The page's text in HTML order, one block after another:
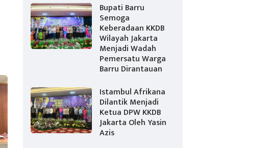
Bupati Barru
Semoga
Keberadaan KKDB
Wilayah Jakarta
Menjadi Wadah
Pemersatu Warga
Barru Dirantauan
Istambul Afrikana
Dilantik Menjadi
Ketua DPW KKDB
Jakarta Oleh Yasin
Azis